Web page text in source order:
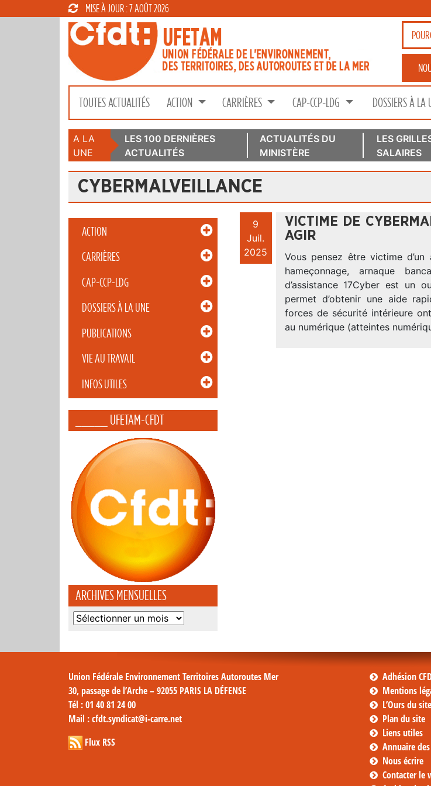
MISE À JOUR : 7 AOÛT 2026
TOUTES ACTUALITÉS ACTION CARRIÈRES CAP-CCP-LDG DOSSIERS À LA
A LA
UNE
LES 100 DERNIÈRES
ACTUALITÉS
ACTUALITÉS DU
MINISTÈRE
LES
SALAIRES
CYBERMALVEILLANCE
ACTION
CARRIÈRES
CAP-CCP-LDG
DOSSIERS À LA UNE
PUBLICATIONS
VIE AU TRAVAIL
INFOS UTILES
_____ UFETAM-CFDT
ARCHIVES MENSUELLES
Archives
9
Juil.
2025
VICTIME DE
AGIR
Vous pensez être victime
hameçonnage, arnaque
d’assistance 17Cyber est un
permet d’obtenir une aide
forces de sécurité intérieure
au numérique (atteintes
Union Fédérale Environnement Territoires Autoroutes Mer
30, passage de l’Arche – 92055 PARIS LA DÉFENSE
Tél : 01 40 81 24 00
Mail : cfdt.syndicat@i-carre.net
Flux RSS
Adhésion
Mentions
L’Ours du site
Plan du site
Liens utiles
Annuaire
Nous écrire
Contacter le